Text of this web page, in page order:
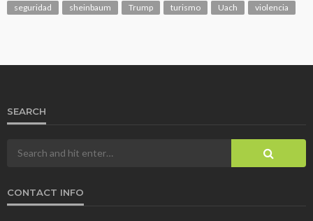
seguridad
sheinbaum Trump turismo Uach violencia
SEARCH
CONTACT INFO